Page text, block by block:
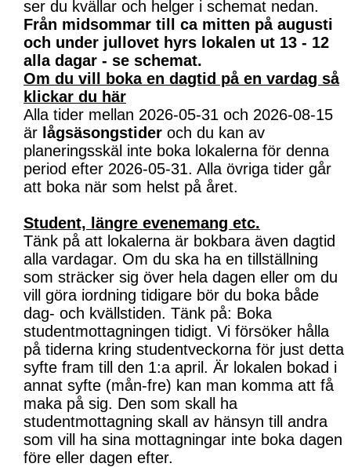
ser du kvällar och helger i schemat nedan.
Från midsommar till ca mitten på augusti
och under jullovet hyrs lokalen ut 13 - 12
alla dagar - se schemat.
Om du vill boka en dagtid på en vardag så
klickar du här
Alla tider mellan 2026-05-31 och 2026-08-15
är lågsäsongstider och du kan av
planeringsskäl inte boka lokalerna för denna
period efter 2026-05-31. Alla övriga tider går
att boka när som helst på året.
Student, längre evenemang etc.
Tänk på att lokalerna är bokbara även dagtid
alla vardagar. Om du ska ha en tillställning
som sträcker sig över hela dagen eller om du
vill göra iordning tidigare bör du boka både
dag- och kvällstiden. Tänk på: Boka
studentmottagningen tidigt. Vi försöker hålla
på tiderna kring studentveckorna för just detta
syfte fram till den 1:a april. Är lokalen bokad i
annat syfte (mån-fre) kan man komma att få
maka på sig. Den som skall ha
studentmottagning skall av hänsyn till andra
som vill ha sina mottagningar inte boka dagen
före eller dagen efter.